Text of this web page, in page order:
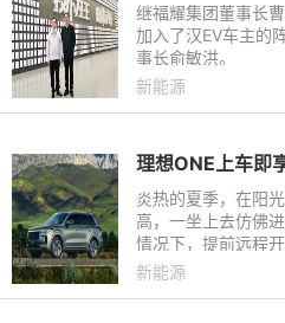
继福耀集团董事长
加入了汉EV车主的
事长俞敏洪。
新能源
炎热的夏季，在阳
高，一坐上去仿佛
情况下，提前远程
想ONE，不惧高温
新能源